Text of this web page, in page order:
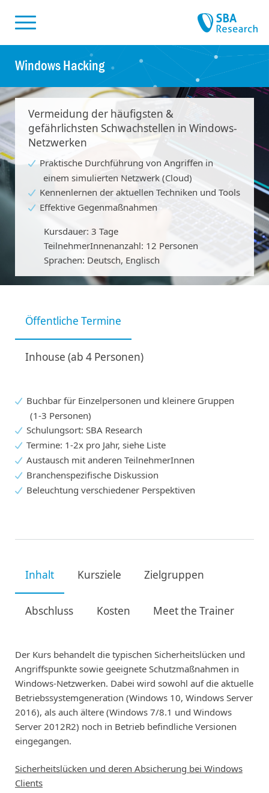
Windows Hacking
Vermeidung der häufigsten &
gefährlichsten Schwachstellen in Windows-
Netzwerken
Praktische Durchführung von Angriffen in
einem simulierten Netzwerk (Cloud)
Kennenlernen der aktuellen Techniken und Tools
Effektive Gegenmaßnahmen
Kursdauer: 3 Tage
TeilnehmerInnenanzahl: 12 Personen
Sprachen: Deutsch, Englisch
Öffentliche Termine
Inhouse (ab 4 Personen)
Buchbar für Einzelpersonen und kleinere Gruppen
(1-3 Personen)
Schulungsort: SBA Research
Termine: 1-2x pro Jahr, siehe Liste
Austausch mit anderen TeilnehmerInnen
Branchenspezifische Diskussion
Beleuchtung verschiedener Perspektiven
Inhalt Kursziele Zielgruppen
Abschluss Kosten Meet the Trainer
Der Kurs behandelt die typischen Sicherheitslücken und
Angriffspunkte sowie geeignete Schutzmaßnahmen in
Windows-Netzwerken. Dabei wird sowohl auf die aktuelle
Betriebssystemgeneration (Windows 10, Windows Server
2016), als auch ältere (Windows 7/8.1 und Windows
Server 2012R2) noch in Betrieb befindliche Versionen
eingegangen.
Sicherheitslücken und deren Absicherung bei Windows
Clients